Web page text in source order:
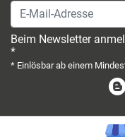
E-Mail-Adresse
Beim Newsletter
*
* Einlösbar ab einem